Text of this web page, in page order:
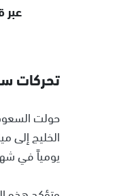
تحركات
حولت
يومياً في